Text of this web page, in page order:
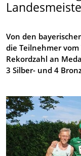
Von den
die Teilnehmer
Rekordzahl an
3 Silber- und 4